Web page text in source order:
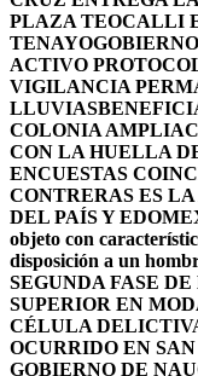
PLAZA TEOCALLI
TENAYO
ACTIVO
VIGILANCIA
LLUVIAS
COLONIA
CON LA HUELLA
ENCUESTAS
CONTRERAS ES
DEL PAÍS Y
objeto con
disposición a un
SEGUNDA FASE
SUPERIOR EN
CÉLULA
OCURRIDO EN
GOBIERNO DE